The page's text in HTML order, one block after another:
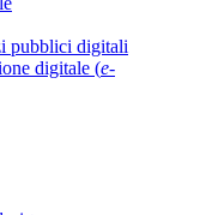
pubblici digitali
digitale (e-